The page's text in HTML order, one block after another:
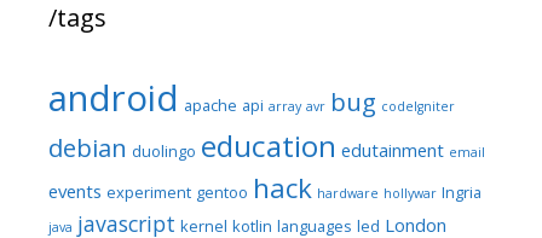
/tags
android apache api array avr bug codeIgniter
debian duolingo education edutainment email
events experiment gentoo hack hardware hollywar Ingria
java javascript kernel kotlin languages led London